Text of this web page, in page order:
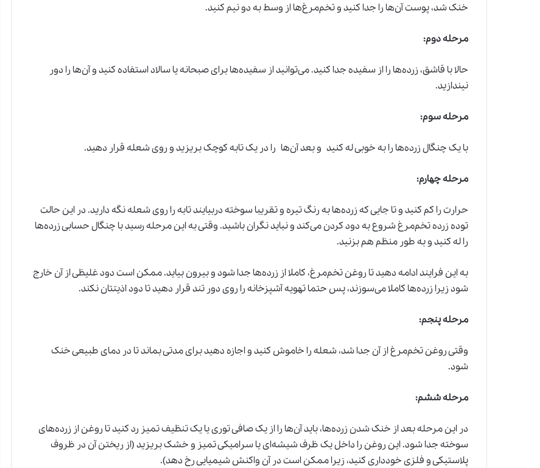
خنک شد، پوست آن‌ها را جدا کنید و تخم‌مرغ‌ها از وسط به دو نیم کنید.
مرحله دوم:
حالا با قاشق، زرده‌ها را از سفیده جدا کنید. می‌توانید از سفیده‌ها برای صبحانه یا سالاد استفاده کنید و آن‌ها را دور
نیندازید.
مرحله سوم:
با یک چنگال زرده‌ها را به خوبی له کنید و بعد آن‌ها را در یک تابه کوچک بریزید و روی شعله قرار دهید.
مرحله چهارم:
حرارت را کم کنید و تا جایی که زرده‌ها به رنگ تیره و تقریبا سوخته دربیایند تابه را روی شعله نگه دارید. در این حالت
تودهزرده تخم‌مرغشروع به دود کردن می‌کند و نباید نگران باشید. وقتی به این مرحله رسید با چنگال حسابی زرده‌ها
را له کنید و به طور منظم هم بزنید.
به این فرایند ادامه دهید تا روغن تخم‌مرغ، کاملا از زرده‌ها جدا شود و بیرون بیاید. ممکن است دود غلیظی از آن خارج
شود زیرا زرده‌ها کاملا می‌سوزند، پس حتما تهویه آشپزخانه را روی دور تند قرار دهید تا دود اذیتتان نکند.
مرحله پنجم:
وقتی روغن تخم‌مرغ از آن جدا شد، شعله را خاموش کنید و اجازه دهید برای مدتی بماند تا در دمای طبیعی خنک
شود.
مرحله ششم:
در این مرحله بعد از خنک شدن زرده‌ها، باید آن‌ها را از یک صافی توری یا یک تنظیف تمیز رد کنید تا روغن از زرده‌های
سوخته جدا شود. این روغن را داخل یک ظرف شیشه‌ای یا سرامیکی تمیز و خشک بریزید (از ریختن آن در ظروف
پلاستیکی و فلزی خودداری کنید، زیرا ممکن است در آن واکنش شیمیایی رخ دهد).